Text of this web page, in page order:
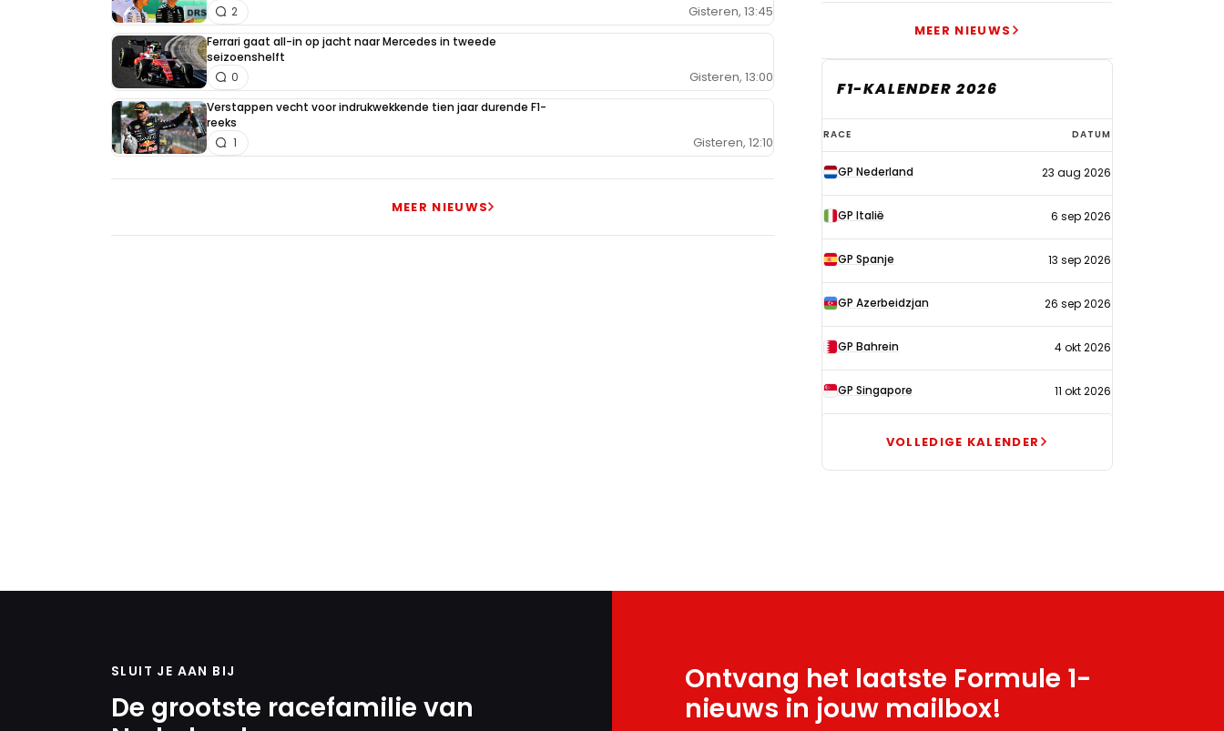
Gisteren, 13:45
2
Ferrari gaat all-in op jacht naar Mercedes in tweede
seizoenshelft
Gisteren, 13:00
0
Verstappen vecht voor indrukwekkende tien jaar durende F1-
reeks
Gisteren, 12:10
1
MEER NIEUWS
MEER NIEUWS
F1-KALENDER 2026
F1-
kalender
2026
RACE DATUM
GP Nederland 23 aug 2026
GP Italië 6 sep 2026
GP Spanje 13 sep 2026
GP Azerbeidzjan 26 sep 2026
GP Bahrein 4 okt 2026
GP Singapore 11 okt 2026
VOLLEDIGE KALENDER
SLUIT JE AAN BIJ
De grootste racefamilie van
Ontvang het laatste Formule 1-
nieuws in jouw mailbox!